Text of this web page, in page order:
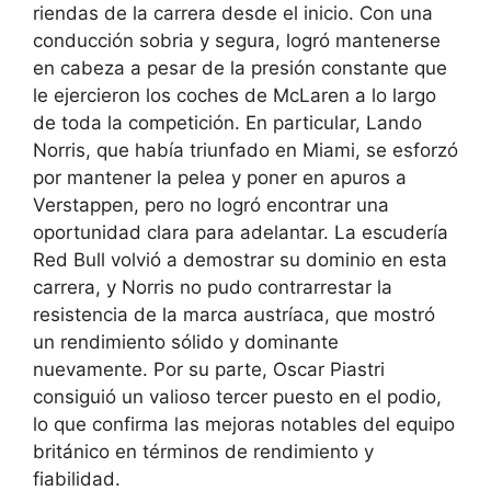
riendas de la carrera desde el inicio. Con una
conducción sobria y segura, logró mantenerse
en cabeza a pesar de la presión constante que
le ejercieron los coches de McLaren a lo largo
de toda la competición. En particular, Lando
Norris, que había triunfado en Miami, se esforzó
por mantener la pelea y poner en apuros a
Verstappen, pero no logró encontrar una
oportunidad clara para adelantar. La escudería
Red Bull volvió a demostrar su dominio en esta
carrera, y Norris no pudo contrarrestar la
resistencia de la marca austríaca, que mostró
un rendimiento sólido y dominante
nuevamente. Por su parte, Oscar Piastri
consiguió un valioso tercer puesto en el podio,
lo que confirma las mejoras notables del equipo
británico en términos de rendimiento y
fiabilidad.